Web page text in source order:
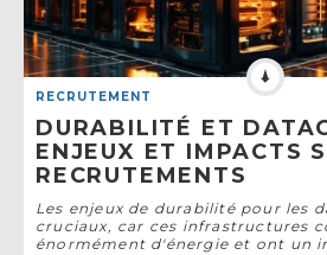
RECRUTEMENT
DURABILITÉ ET
ENJEUX ET IMPACTS
RECRUTEMENTS
Les enjeux de durabilité pour les
cruciaux, car ces infrastructures
énormément d'énergie et ont un